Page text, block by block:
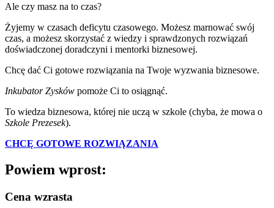
Ale czy masz na to czas?
Żyjemy w czasach deficytu czasowego. Możesz marnować swój
czas, a możesz skorzystać z wiedzy i sprawdzonych rozwiązań
doświadczonej doradczyni i mentorki biznesowej.
Chcę dać Ci gotowe rozwiązania na Twoje wyzwania biznesowe.
Inkubator Zysków pomoże Ci to osiągnąć.
To wiedza biznesowa, której nie uczą w szkole (chyba, że mowa o
Szkole Prezesek).
CHCĘ GOTOWE ROZWIĄZANIA
Powiem wprost:
Cena wzrasta